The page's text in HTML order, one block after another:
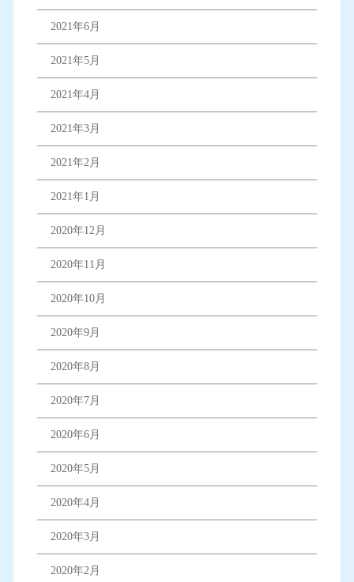
2021年6月
2021年5月
2021年4月
2021年3月
2021年2月
2021年1月
2020年12月
2020年11月
2020年10月
2020年9月
2020年8月
2020年7月
2020年6月
2020年5月
2020年4月
2020年3月
2020年2月